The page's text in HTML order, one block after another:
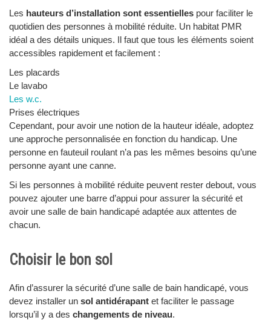
Les hauteurs d’installation sont essentielles pour faciliter le
quotidien des personnes à mobilité réduite. Un habitat PMR
idéal a des détails uniques. Il faut que tous les éléments soient
accessibles rapidement et facilement :
Les placards
Le lavabo
Les w.c.
Prises électriques
Cependant, pour avoir une notion de la hauteur idéale, adoptez
une approche personnalisée en fonction du handicap. Une
personne en fauteuil roulant n’a pas les mêmes besoins qu’une
personne ayant une canne.
Si les personnes à mobilité réduite peuvent rester debout, vous
pouvez ajouter une barre d’appui pour assurer la sécurité et
avoir une salle de bain handicapé adaptée aux attentes de
chacun.
Choisir le bon sol
Afin d’assurer la sécurité d’une salle de bain handicapé, vous
devez installer un sol antidérapant et faciliter le passage
lorsqu’il y a des changements de niveau.